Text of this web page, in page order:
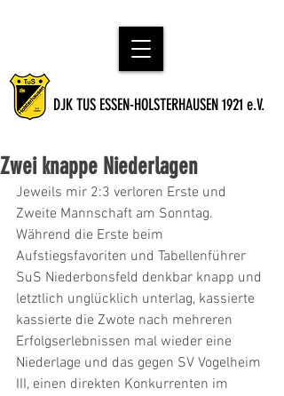
DJK TUS ESSEN-HOLSTERHAUSEN 1921 e.V.
Zwei knappe Niederlagen
Jeweils mir 2:3 verloren Erste und
Zweite Mannschaft am Sonntag.
Während die Erste beim
Aufstiegsfavoriten und Tabellenführer
SuS Niederbonsfeld denkbar knapp und
letztlich unglücklich unterlag, kassierte
kassierte die Zwote nach mehreren
Erfolgserlebnissen mal wieder eine
Niederlage und das gegen SV Vogelheim
III, einen direkten Konkurrenten im